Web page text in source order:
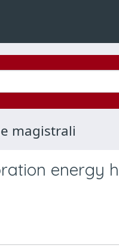
magistrali
energy